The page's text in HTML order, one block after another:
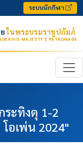
ระบบนักกีฬา
ยในพระบรมราชูปถัมภ์
HIS MAJESTY’S PATRONAGE
ระทิงดุ 1-2
อเพ่น 2024"